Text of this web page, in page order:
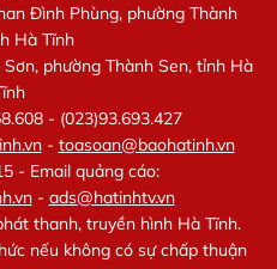
Đình Phùng, phường Thành
Hà Tĩnh
phường Thành Sen, tỉnh Hà
- (023)93.693.427
- toasoan@baohatinh.vn
- Email quảng cáo:
- ads@hatinhtv.vn
thanh, truyền hình Hà Tĩnh.
nếu không có sự chấp thuận